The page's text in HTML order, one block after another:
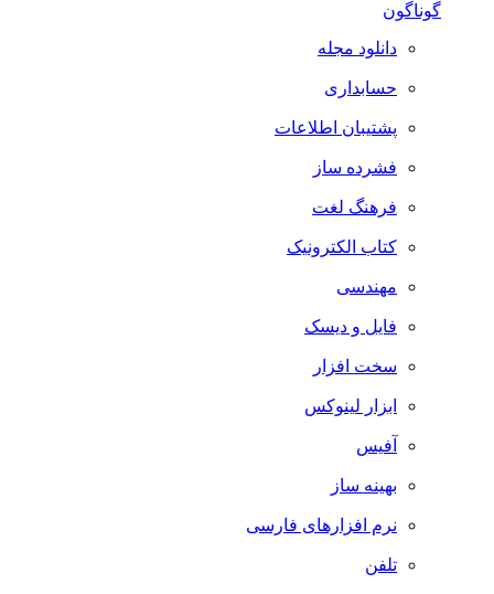
گوناگون
دانلود مجله
حسابداری
پشتیبان اطلاعات
فشرده ساز
فرهنگ لغت
کتاب الکترونیک
مهندسی
فایل و دیسک
سخت افزار
ابزار لینوکس
آفیس
بهینه ساز
نرم افزارهای فارسی
تلفن